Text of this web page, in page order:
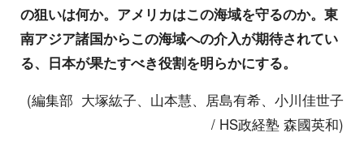
の狙いは何か。アメリカはこの海域を守るのか。東
南アジア諸国からこの海域への介入が期待されてい
る、日本が果たすべき役割を明らかにする。
(編集部 大塚紘子、山本慧、居島有希、小川佳世子
/ HS政経塾 森國英和)